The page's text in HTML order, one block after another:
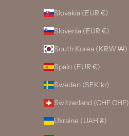
Slovakia (EUR €)
Slovenia (EUR €)
South Korea (KRW ₩)
Spain (EUR €)
Sweden (SEK kr)
Switzerland (CHF CHF)
Ukraine (UAH ₴)